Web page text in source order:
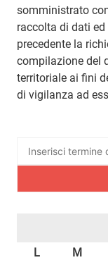
somministrato
raccolta di dati
precedente la
compilazione del
territoriale ai fini
di vigilanza ad
Ricerca
L M